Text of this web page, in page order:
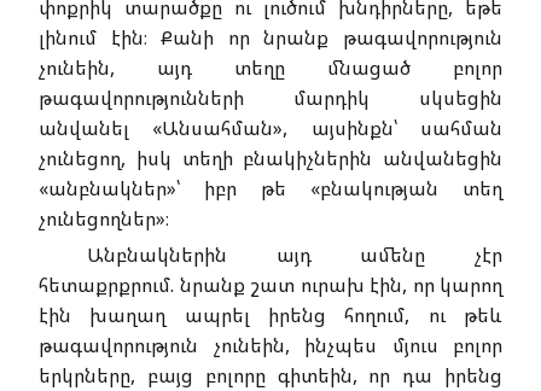
փոքրիկ տարածքը ու լուծում խնդիրները, եթե
լինում էին։ Քանի որ նրանք թագավորություն
չունեին, այդ տեղը մնացած բոլոր
թագավորությունների մարդիկ սկսեցին
անվանել «Անսահման», այսինքն՝ սահման
չունեցող, իսկ տեղի բնակիչներին անվանեցին
«անբնակներ»՝ իբր թե «բնակության տեղ
չունեցողներ»։
Անբնակներին այդ ամենը չէր
հետաքրքրում. նրանք շատ ուրախ էին, որ կարող
էին խաղաղ ապրել իրենց հողում, ու թեև
թագավորություն չունեին, ինչպես մյուս բոլոր
երկրները, բայց բոլորը գիտեին, որ դա իրենց